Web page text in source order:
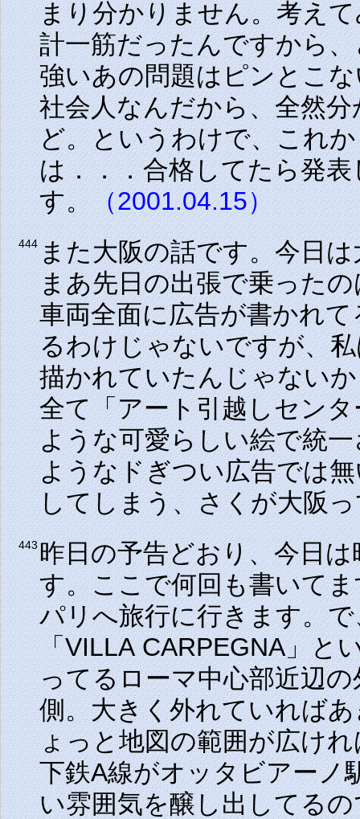
まり分かりません。考え
計一筋だったんですから
強いあの問題はピンとこ
社会人なんだから、全然
ど。というわけで、これ
は．．．合格してたら発
す。（2001.04.15）
444また大阪の話です。今日
まあ先日の出張で乗った
車両全面に広告が書かれ
るわけじゃないですが、
描かれていたんじゃない
全て「アート引越しセン
ような可愛らしい絵で統
ようなドぎつい広告では
してしまう、さくが大阪
443昨日の予告どおり、今日
す。ここで何回も書いて
パリへ旅行に行きます。
「VILLA CARPEGNA」と
ってるローマ中心部近辺
側。大きく外れていれば
ょっと地図の範囲が広け
下鉄A線がオッタビアーノ
い雰囲気を醸し出してる